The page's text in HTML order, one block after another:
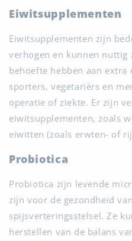
Eiwitsupplementen
Eiwitsupplementen zijn
verhogen en kunnen nuttig
behoefte hebben aan
sporters, vegetariërs en
operatie of ziekte. Er zijn
eiwitsupplementen, zoals
eiwitten (zoals erwten- of
Probiotica
Probiotica zijn levende
zijn voor de gezondheid
spijsverteringsstelsel. Ze
herstellen van de balans